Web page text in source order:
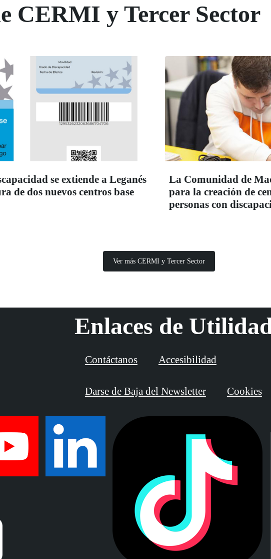
CERMI y Tercer Sector
se extiende a Leganés
de dos nuevos centros base
La Comunidad de
para la creación de
personas con
Ver más CERMI y Tercer Sector
Enlaces de
Contáctanos Accesibilidad
Darse de Baja del Newsletter Cookies